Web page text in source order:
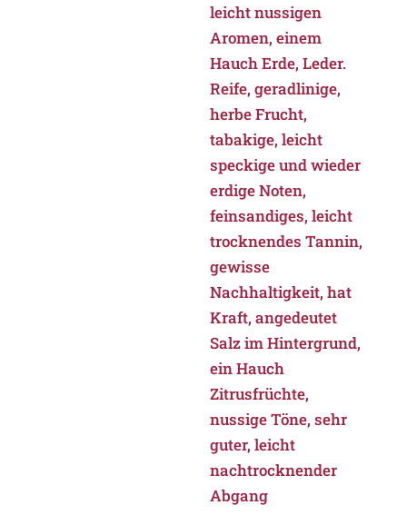
leicht nussigen
Aromen, einem
Hauch Erde, Leder.
Reife, geradlinige,
herbe Frucht,
tabakige, leicht
speckige und wieder
erdige Noten,
feinsandiges, leicht
trocknendes Tannin,
gewisse
Nachhaltigkeit, hat
Kraft, angedeutet
Salz im Hintergrund,
ein Hauch
Zitrusfrüchte,
nussige Töne, sehr
guter, leicht
nachtrocknender
Abgang